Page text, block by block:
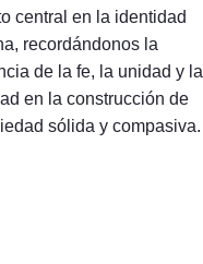
central en la identidad
recordándonos la
de la fe, la unidad y la
en la construcción de
sólida y compasiva.